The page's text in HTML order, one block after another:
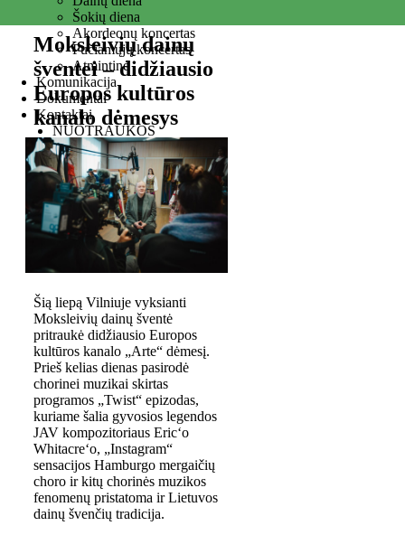
Šokių diena
Akordeonų koncertas
Pučiamųjų koncertas
Atmintinė
Komunikacija
Dokumentai
Kontaktai
NUOTRAUKOS
Moksleivių dainų
šventei – didžiausio
Europos kultūros
kanalo dėmesys
Šią liepą Vilniuje vyksianti
Moksleivių dainų šventė
pritraukė didžiausio Europos
kultūros kanalo „Arte“ dėmesį.
Prieš kelias dienas pasirodė
chorinei muzikai skirtas
programos „Twist“ epizodas,
kuriame šalia gyvosios legendos
JAV kompozitoriaus Eric‘o
Whitacre‘o, „Instagram“
sensacijos Hamburgo mergaičių
choro ir kitų chorinės muzikos
fenomenų pristatoma ir Lietuvos
dainų švenčių tradicija.